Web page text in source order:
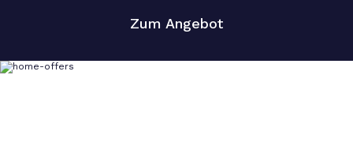
Zum Angebot